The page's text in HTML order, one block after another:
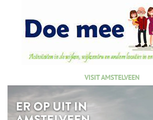
VISIT AMSTELVEEN